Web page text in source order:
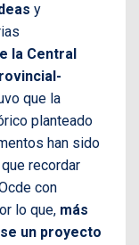
y
la Central
que la
planteado
han sido
recordar
con
lo que, más
un proyecto